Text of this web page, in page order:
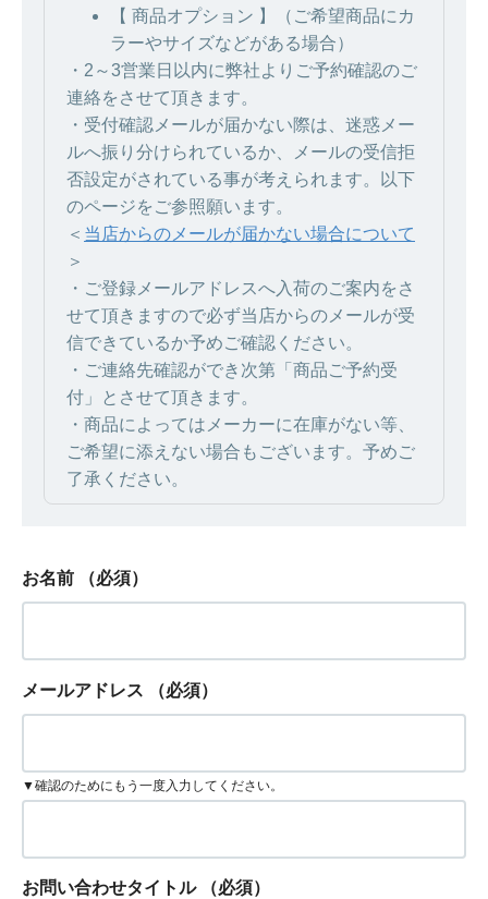
【 商品オプション 】（ご希望商品にカ
ラーやサイズなどがある場合）
・2～3営業日以内に弊社よりご予約確認のご
連絡をさせて頂きます。
・受付確認メールが届かない際は、迷惑メー
ルへ振り分けられているか、メールの受信拒
否設定がされている事が考えられます。以下
のページをご参照願います。
＜ 当店からのメールが届かない場合について
＞
・ご登録メールアドレスへ入荷のご案内をさ
せて頂きますので必ず当店からのメールが受
信できているか予めご確認ください。
・ご連絡先確認ができ次第「商品ご予約受
付」とさせて頂きます。
・商品によってはメーカーに在庫がない等、
ご希望に添えない場合もございます。予めご
了承ください。
お名前 （必須）
メールアドレス （必須）
▼確認のためにもう一度入力してください。
お問い合わせタイトル （必須）